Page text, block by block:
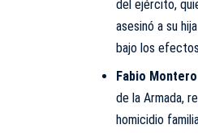
del ejército,
asesinó a su
bajo los
Fabio
de la Armada,
homicidio